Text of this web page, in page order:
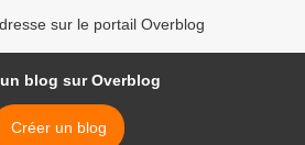
sur le portail Overblog
blog sur Overblog
Créer un blog